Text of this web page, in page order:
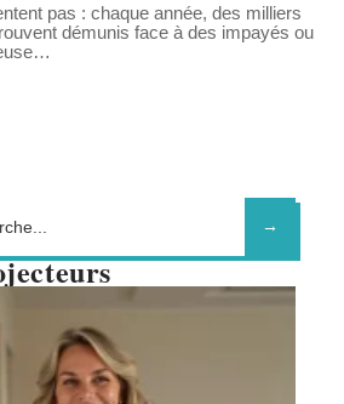
pas : chaque année, des milliers
démunis face à des impayés ou
…